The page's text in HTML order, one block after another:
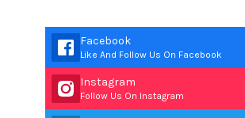
Facebook
Like And Follow Us On Facebook
Instagram
Follow Us On Instagram